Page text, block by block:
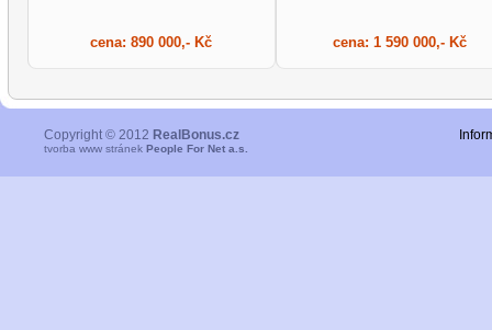
cena:890 000,- Kč cena: 1 590 000,- Kč
Copyright © 2012 RealBonus.cz
tvorba www stránek People For Net a.s.